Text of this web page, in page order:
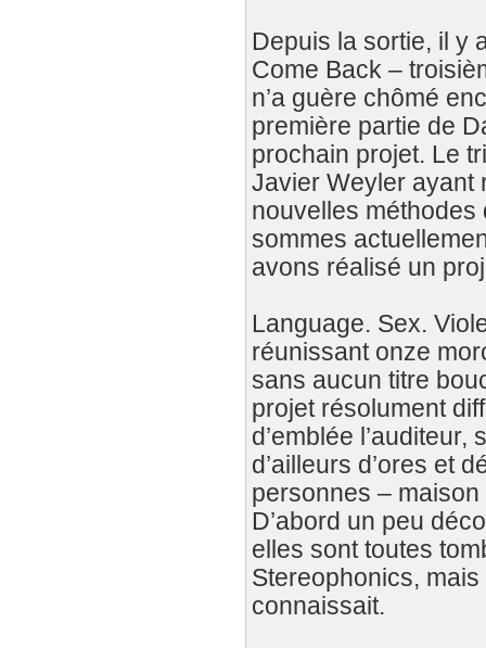
Depuis la sortie, il y
Come Back –
n’a guère chômé
première partie de
prochain projet. Le
Javier Weyler ayant
nouvelles méthodes
sommes
avons réalisé un
Language. Sex.
réunissant onze
sans aucun titre
projet résolument
d’emblée
d’ailleurs d’ores et
personnes – maison
D’abord un peu
elles sont toutes
Stereophonics,
connaissait.